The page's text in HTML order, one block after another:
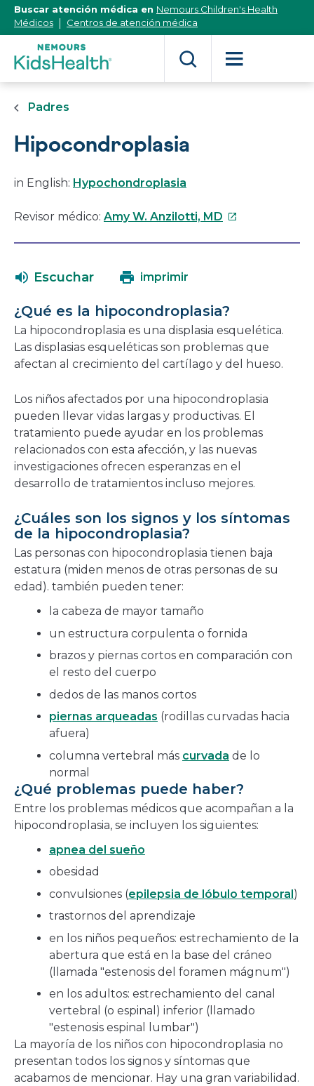
[Skip
Content]
Buscar atención médica en Nemours Children's Health
Médicos
Centros de atención médica
Padres
Hipocondroplasia
in English: Hypochondroplasia
Revisor médico: Amy W. Anzilotti, MD Este
nueva
ventana
Escuchar imprimir
¿Qué es la hipocondroplasia?
La hipocondroplasia es una displasia esquelética.
Las displasias esqueléticas son problemas que
afectan al crecimiento del cartílago y del hueso.
Los niños afectados por una hipocondroplasia
pueden llevar vidas largas y productivas. El
tratamiento puede ayudar en los problemas
relacionados con esta afección, y las nuevas
investigaciones ofrecen esperanzas en el
desarrollo de tratamientos incluso mejores.
¿Cuáles son los signos y los síntomas
de la hipocondroplasia?
Las personas con hipocondroplasia tienen baja
estatura (miden menos de otras personas de su
edad). también pueden tener:
la cabeza de mayor tamaño
un estructura corpulenta o fornida
brazos y piernas cortos en comparación con
el resto del cuerpo
dedos de las manos cortos
piernas arqueadas (rodillas curvadas hacia
afuera)
columna vertebral más curvada de lo
normal
¿Qué problemas puede haber?
Entre los problemas médicos que acompañan a la
hipocondroplasia, se incluyen los siguientes:
apnea del sueño
obesidad
convulsiones (epilepsia de lóbulo temporal)
trastornos del aprendizaje
en los niños pequeños: estrechamiento de la
abertura que está en la base del cráneo
(llamada "estenosis del foramen mágnum")
en los adultos: estrechamiento del canal
vertebral (o espinal) inferior (llamado
"estenosis espinal lumbar")
La mayoría de los niños con hipocondroplasia no
presentan todos los signos y síntomas que
acabamos de mencionar. Hay una gran variabilidad.